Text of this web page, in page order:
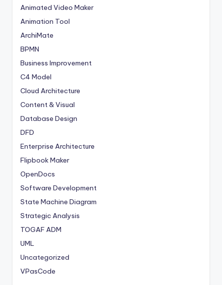
Animated Video Maker
Animation Tool
ArchiMate
BPMN
Business Improvement
C4 Model
Cloud Architecture
Content & Visual
Database Design
DFD
Enterprise Architecture
Flipbook Maker
OpenDocs
Software Development
State Machine Diagram
Strategic Analysis
TOGAF ADM
UML
Uncategorized
VPasCode